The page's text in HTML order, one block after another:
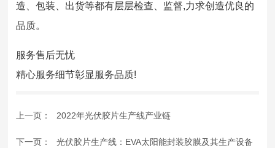
造、包装、出货等都有层层检查、监督,力求创造优良的
品质。
服务售后无忧
精心服务细节彰显服务品质!
上一页： 2022年光伏胶片生产线产业链
下一页： 光伏胶片生产线：EVA太阳能封装胶膜及其生产设备